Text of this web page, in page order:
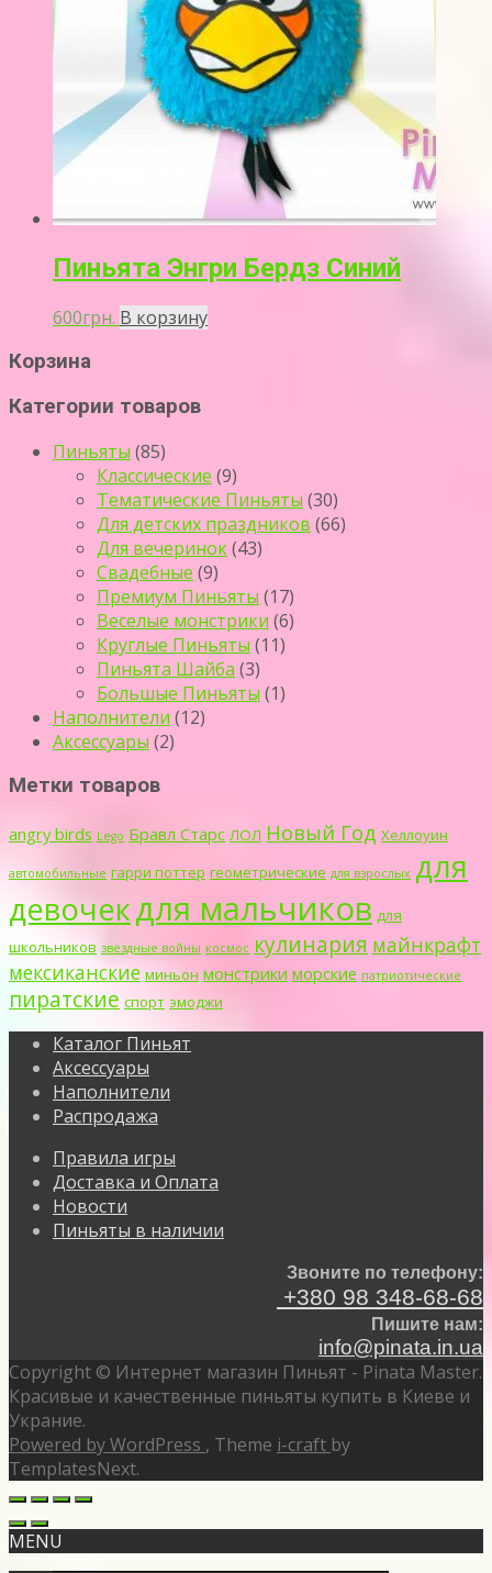
Пиньята Энгри Бердз Синий
600грн. В корзину
Корзина
Категории товаров
Пиньяты (85)
Классические (9)
Тематические Пиньяты (30)
Для детских праздников (66)
Для вечеринок(43)
Свадебные (9)
Премиум Пиньяты (17)
Веселые монстрики (6)
Круглые Пиньяты (11)
Пиньята Шайба (3)
Большые Пиньяты (1)
Наполнители (12)
Аксессуары (2)
Метки товаров
angry birds Lego Бравл Старс ЛОЛ Новый Год Хеллоуин
автомобильные гарри поттер геометрические для взрослых для
девочекдля мальчиков для
школьников звёздные войны космос кулинария майнкрафт
мексиканские миньон монстрики морские патриотические
пиратские спорт эмоджи
Каталог Пиньят
Аксессуары
Наполнители
Распродажа
Правила игры
Доставка и Оплата
Новости
Пиньяты в наличии
Звоните по телефону:
+380 98 348-68-68
Пишите нам:
info@pinata.in.ua
Copyright © Интернет магазин Пиньят - Pinata Master.
Красивые и качественные пиньяты купить в Киеве и
Украние.
Powered by WordPress , Theme i-craft by
TemplatesNext.
MENU